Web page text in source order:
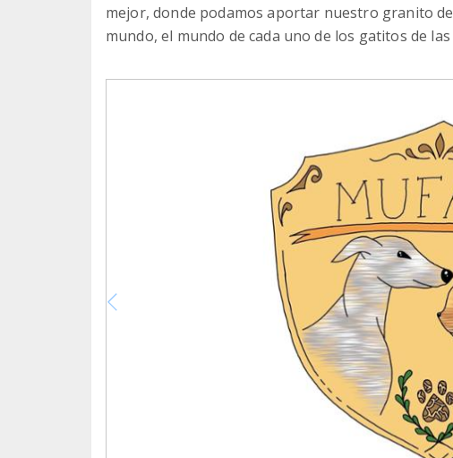
mejor, donde podamos aportar nuestro granito
mundo, el mundo de cada uno de los gatitos de las